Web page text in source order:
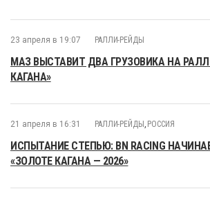
23 апреля в 19:07 РАЛЛИ-РЕЙДЫ
МАЗ ВЫСТАВИТ ДВА ГРУЗОВИКА НА
КАГАНА»
21 апреля в 16:31 РАЛЛИ-РЕЙДЫ , РОССИЯ
ИСПЫТАНИЕ СТЕПЬЮ: BN RACING
«ЗОЛОТЕ КАГАНА — 2026»